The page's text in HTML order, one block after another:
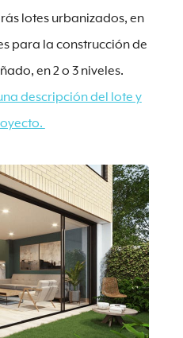
lotes urbanizados, en
para la construcción de
en 2 o 3 niveles.
descripción del lote y